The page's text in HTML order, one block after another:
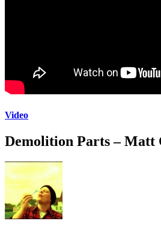
Video
Demolition Parts – Matt